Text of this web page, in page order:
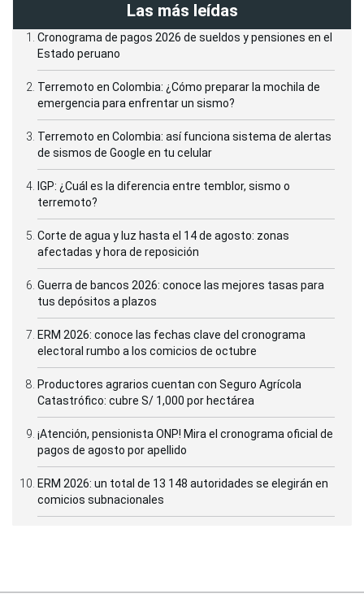
Las más leídas
Cronograma de pagos 2026 de sueldos y pensiones en el
Estado peruano
Terremoto en Colombia: ¿Cómo preparar la mochila de
emergencia para enfrentar un sismo?
Terremoto en Colombia: así funciona sistema de alertas
de sismos de Google en tu celular
IGP: ¿Cuál es la diferencia entre temblor, sismo o
terremoto?
Corte de agua y luz hasta el 14 de agosto: zonas
afectadas y hora de reposición
Guerra de bancos 2026: conoce las mejores tasas para
tus depósitos a plazos
ERM 2026: conoce las fechas clave del cronograma
electoral rumbo a los comicios de octubre
Productores agrarios cuentan con Seguro Agrícola
Catastrófico: cubre S/ 1,000 por hectárea
¡Atención, pensionista ONP! Mira el cronograma oficial de
pagos de agosto por apellido
ERM 2026: un total de 13 148 autoridades se elegirán en
comicios subnacionales